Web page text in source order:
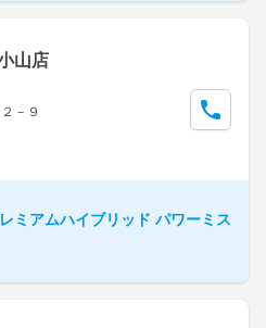
山店
－９
ミアムハイブリッド パワーミス